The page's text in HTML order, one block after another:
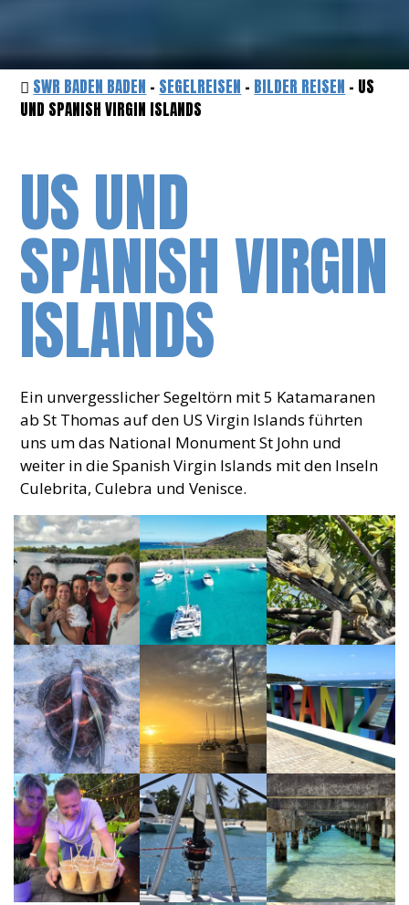
SWR BADEN BADEN - SEGELREISEN - BILDER REISEN - US
UND SPANISH VIRGIN ISLANDS
US UND
SPANISH VIRGIN
ISLANDS
Ein unvergesslicher Segeltörn mit 5 Katamaranen
ab St Thomas auf den US Virgin Islands führten
uns um das National Monument St John und
weiter in die Spanish Virgin Islands mit den Inseln
Culebrita, Culebra und Venisce.